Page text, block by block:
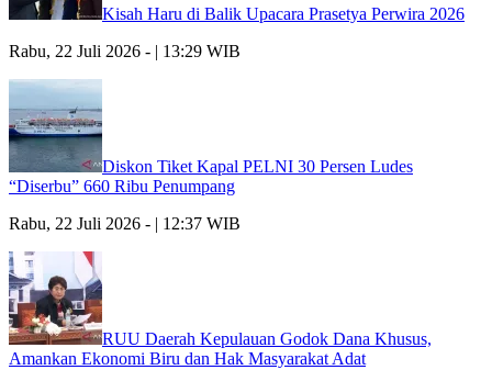
Kisah Haru di Balik Upacara Prasetya Perwira 2026
Rabu, 22 Juli 2026 - | 13:29 WIB
Diskon Tiket Kapal PELNI 30 Persen Ludes
“Diserbu” 660 Ribu Penumpang
Rabu, 22 Juli 2026 - | 12:37 WIB
RUU Daerah Kepulauan Godok Dana Khusus,
Amankan Ekonomi Biru dan Hak Masyarakat Adat